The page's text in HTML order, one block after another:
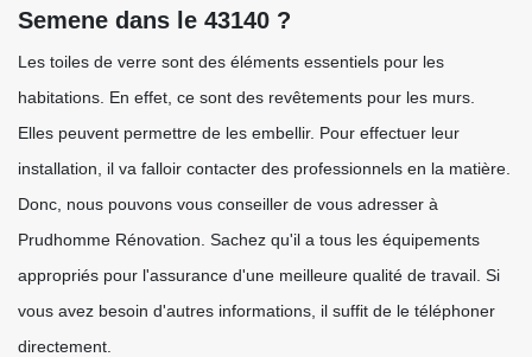
Semene dans le 43140 ?
Les toiles de verre sont des éléments essentiels pour les
habitations. En effet, ce sont des revêtements pour les murs.
Elles peuvent permettre de les embellir. Pour effectuer leur
installation, il va falloir contacter des professionnels en la matière.
Donc, nous pouvons vous conseiller de vous adresser à
Prudhomme Rénovation. Sachez qu'il a tous les équipements
appropriés pour l'assurance d'une meilleure qualité de travail. Si
vous avez besoin d'autres informations, il suffit de le téléphoner
directement.